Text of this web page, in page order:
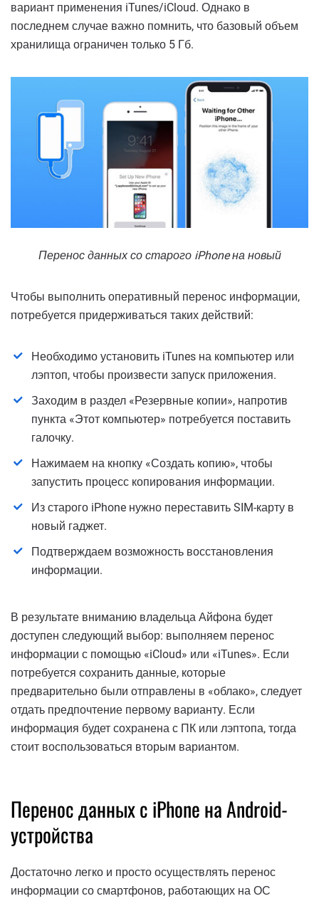
вариант применения iTunes/iCloud. Однако в
последнем случае важно помнить, что базовый объем
хранилища ограничен только 5 Гб.
Перенос данных со старого iPhone на новый
Чтобы выполнить оперативный перенос информации,
потребуется придерживаться таких действий:
Необходимо установить iTunes на компьютер или
лэптоп, чтобы произвести запуск приложения.
Заходим в раздел «Резервные копии», напротив
пункта «Этот компьютер» потребуется поставить
галочку.
Нажимаем на кнопку «Создать копию», чтобы
запустить процесс копирования информации.
Из старого iPhone нужно переставить SIM-карту в
новый гаджет.
Подтверждаем возможность восстановления
информации.
В результате вниманию владельца Айфона будет
доступен следующий выбор: выполняем перенос
информации с помощью «iCloud» или «iTunes». Если
потребуется сохранить данные, которые
предварительно были отправлены в «облако», следует
отдать предпочтение первому варианту. Если
информация будет сохранена с ПК или лэптопа, тогда
стоит воспользоваться вторым вариантом.
Перенос данных с iPhone на Android-
устройства
Достаточно легко и просто осуществлять перенос
информации со смартфонов, работающих на ОС